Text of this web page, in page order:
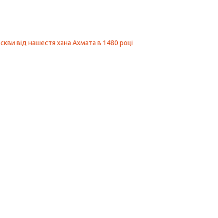
від нашестя хана Ахмата в 1480 році